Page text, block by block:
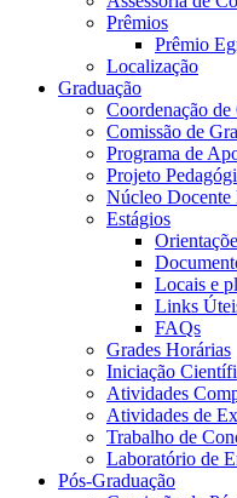
Prêmios
Prêmio
Localização
Graduação
Coordenação de
Comissão de
Programa de
Projeto
Núcleo Docente
Estágios
Locais e
Links
FAQs
Grades Horárias
Iniciação
Atividades
Atividades de
Trabalho de
Laboratório de
Pós-Graduação